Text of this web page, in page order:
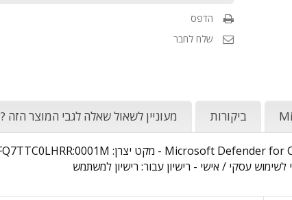
הדפס
שלח לחבר
ביקורות מעוניין לשאול שאלה לגבי המוצר הזה ?
לשימוש עסקי / אישי - רישיון עבור: רישיון למשתמש